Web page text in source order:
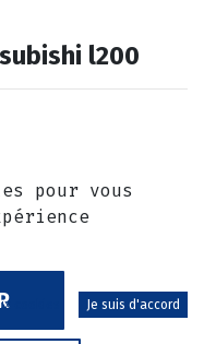
l200
pour vous
cookies Je suis d'accord